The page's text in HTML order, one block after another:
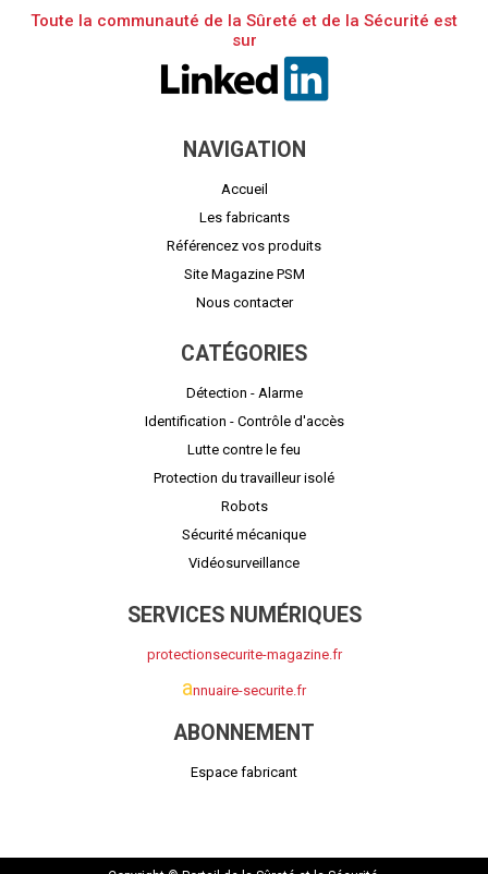
Toute la communauté de la Sûreté et de la Sécurité est
sur
NAVIGATION
Accueil
Les fabricants
Référencez vos produits
Site Magazine PSM
Nous contacter
CATÉGORIES
Détection - Alarme
Identification - Contrôle d'accès
Lutte contre le feu
Protection du travailleur isolé
Robots
Sécurité mécanique
Vidéosurveillance
SERVICES NUMÉRIQUES
protectionsecurite-magazine.fr
annuaire-securite.fr
ABONNEMENT
Espace fabricant